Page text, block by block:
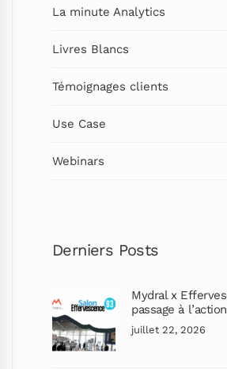
La minute Analytics
Livres Blancs
Témoignages clients
Use Case
Webinars
Derniers Posts
Mydral x
passage à l’action
juillet 22, 2026